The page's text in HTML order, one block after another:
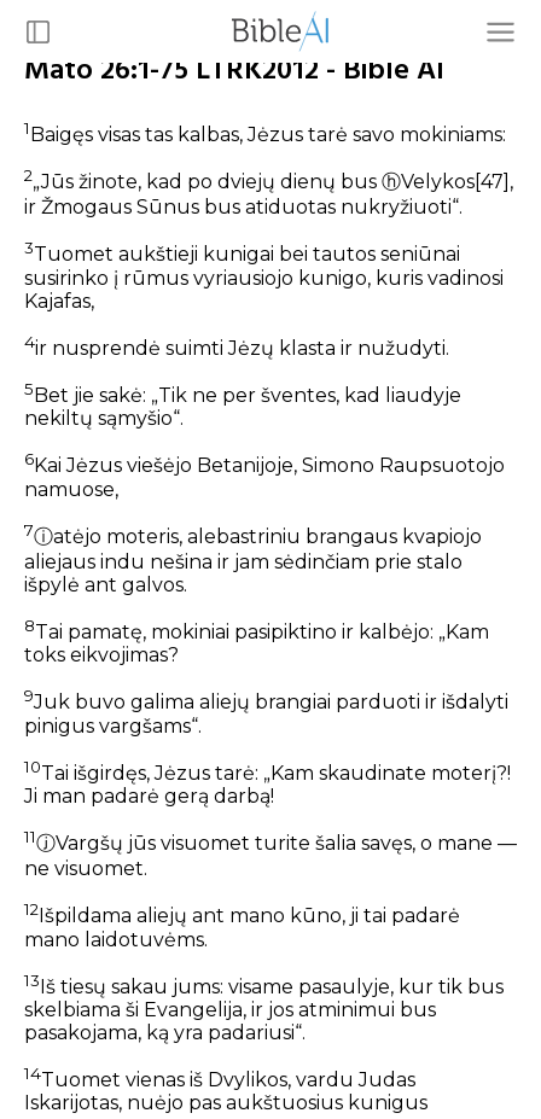
Mato 26:1-75 LTRK2012 - Bible AI
1Baigęs visas tas kalbas, Jėzus tarė savo mokiniams:
2„Jūs žinote, kad po dviejų dienų bus ⓗVelykos [47] ,
ir Žmogaus Sūnus bus atiduotas nukryžiuoti“.
3Tuomet aukštieji kunigai bei tautos seniūnai
susirinko į rūmus vyriausiojo kunigo, kuris vadinosi
Kajafas,
4ir nusprendė suimti Jėzų klasta ir nužudyti.
5 Bet jie sakė: „Tik ne per šventes, kad liaudyje
nekiltų sąmyšio“.
6Kai Jėzus viešėjo Betanijoje, Simono Raupsuotojo
namuose,
7ⓘatėjo moteris, alebastriniu brangaus kvapiojo
aliejaus indu nešina ir jam sėdinčiam prie stalo
išpylė ant galvos.
8Tai pamatę, mokiniai pasipiktino ir kalbėjo: „Kam
toks eikvojimas?
9Juk buvo galima aliejų brangiai parduoti ir išdalyti
pinigus vargšams“.
10Tai išgirdęs, Jėzus tarė: „Kam skaudinate moterį?!
Ji man padarė gerą darbą!
11ⓙVargšų jūs visuomet turite šalia savęs, o mane —
ne visuomet.
12 Išpildama aliejų ant mano kūno, ji tai padarė
mano laidotuvėms.
13Iš tiesų sakau jums: visame pasaulyje, kur tik bus
skelbiama ši Evangelija, ir jos atminimui bus
pasakojama, ką yra padariusi“.
14Tuomet vienas iš Dvylikos, vardu Judas
Iskarijotas, nuėjo pas aukštuosius kunigus